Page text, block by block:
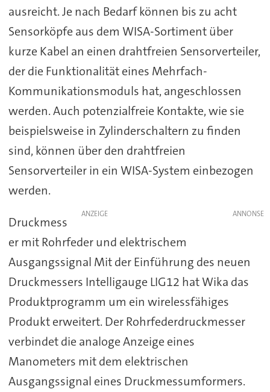
ausreicht. Je nach Bedarf können bis zu acht
Sensorköpfe aus dem WISA-Sortiment über
kurze Kabel an einen drahtfreien Sensorverteiler,
der die Funktionalität eines Mehrfach-
Kommunikationsmoduls hat, angeschlossen
werden. Auch potenzialfreie Kontakte, wie sie
beispielsweise in Zylinderschaltern zu finden
sind, können über den drahtfreien
Sensorverteiler in ein WISA-System einbezogen
werden.
ANZEIGE
Druckmess
er mit Rohrfeder und elektrischem
Ausgangssignal Mit der Einführung des neuen
Druckmessers Intelligauge LIG12 hat Wika das
Produktprogramm um ein wirelessfähiges
Produkt erweitert. Der Rohrfederdruckmesser
verbindet die analoge Anzeige eines
Manometers mit dem elektrischen
Ausgangssignal eines Druckmessumformers.